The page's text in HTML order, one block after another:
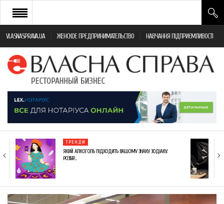
VLASNASPRAVA.UA ЖЕНСКОЕ ПРЕДПРИНИМАТЕЛЬСТВО НАВЧАННЯ ПІДПРИЄМЛИВОСТІ
НОВИНИ РЕСТОРАННОГО БІЗНЕСУ
ЯК ВІДКРИТИ ТА УСПІШНО КЕРУВАТИ
МОНІТОРИНГ ЗАКОНОДАВСТВА
ФРАНЧАЙЗИНГ
КНИГИ
ТРЕНДИ
ЯКИЙ АЛКОГОЛЬ ПІДХОДИТЬ ВАШОМУ ЗНАКУ ЗОДІАКУ:
РОЗБІР…